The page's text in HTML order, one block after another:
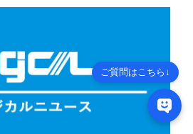
ご質問はこちら↓